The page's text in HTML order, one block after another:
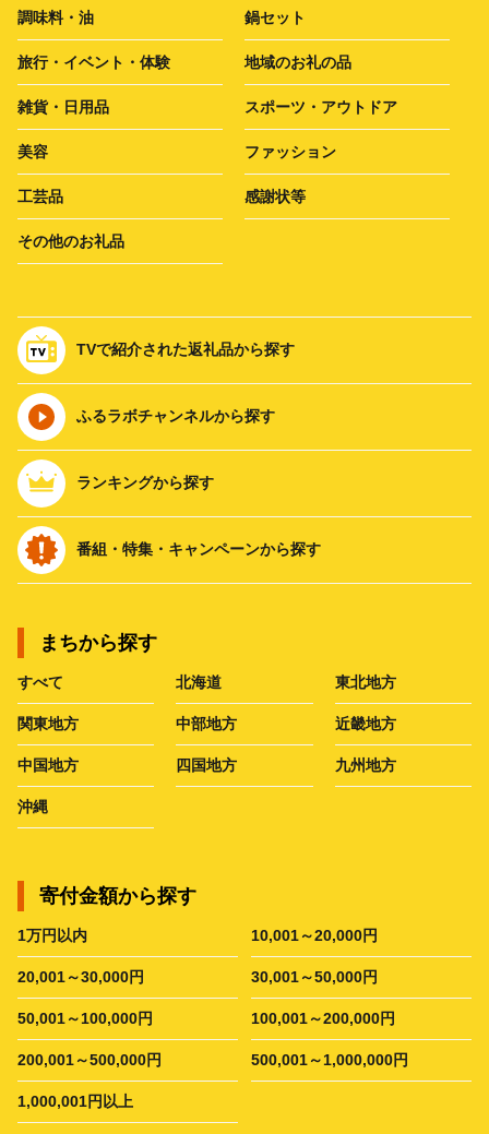
調味料・油 鍋セット
旅行・イベント・体験 地域のお礼の品
雑貨・日用品 スポーツ・アウトドア
美容 ファッション
工芸品 感謝状等
その他のお礼品
TVで紹介された返礼品から探す
ふるラボチャンネルから探す
ランキングから探す
番組・特集・キャンペーンから探す
まちから探す
すべて 北海道 東北地方
関東地方 中部地方 近畿地方
中国地方 四国地方 九州地方
沖縄
寄付金額から探す
1万円以内 10,001～20,000円
20,001～30,000円 30,001～50,000円
50,001～100,000円 100,001～200,000円
200,001～500,000円 500,001～1,000,000円
1,000,001円以上